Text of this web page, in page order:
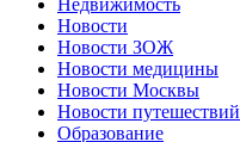
Новости
Новости ЗОЖ
Новости медицины
Новости Москвы
Новости путешествий
Образование